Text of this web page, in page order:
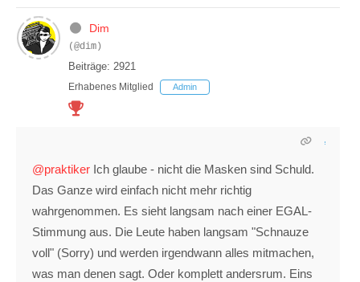
Dim
(@dim)
Beiträge: 2921
Erhabenes Mitglied Admin
@praktiker Ich glaube - nicht die Masken sind Schuld.
Das Ganze wird einfach nicht mehr richtig
wahrgenommen. Es sieht langsam nach einer EGAL-
Stimmung aus. Die Leute haben langsam "Schnauze
voll" (Sorry) und werden irgendwann alles mitmachen,
was man denen sagt. Oder komplett andersrum. Eins